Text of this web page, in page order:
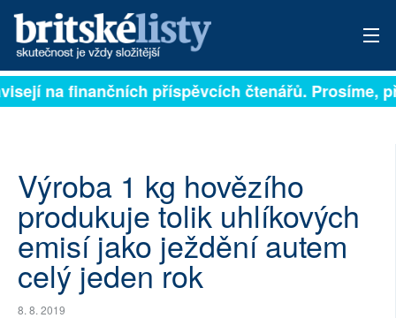
PŘIHLÁSIT
ARCHIV
ROZHOVORY
TÉMATA
NEJČTENĚJŠÍ ZA 7 DNÍ
na finančních příspěvcích čtenářů. Prosíme,
Výroba 1 kg hovězího
produkuje tolik uhlíkových
emisí jako ježdění autem
celý jeden rok
8. 8. 2019